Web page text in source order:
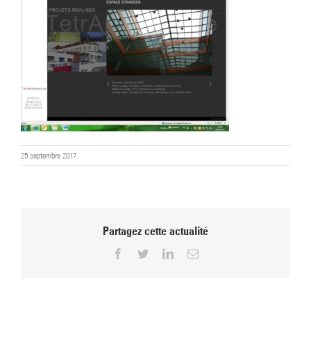
25 septembre 2017
Partagez cette actualité
Facebook
TwitterLinkedInEmail